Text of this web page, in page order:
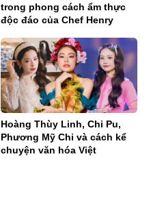
trong phong cách ẩm thực
độc đáo của Chef Henry
Hoàng Thùy Linh, Chi Pu,
Phương Mỹ Chi và cách kể
chuyện văn hóa Việt